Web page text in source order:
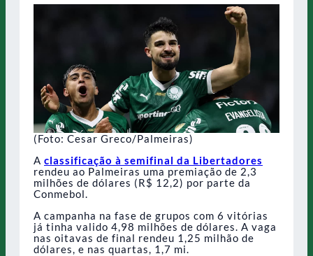
(Foto: Cesar Greco/Palmeiras)
A classificação à semifinal da Libertadores
rendeu ao Palmeiras uma premiação de 2,3
milhões de dólares (R$ 12,2) por parte da
Conmebol.
A campanha na fase de grupos com 6 vitórias
já tinha valido 4,98 milhões de dólares. A vaga
nas oitavas de final rendeu 1,25 milhão de
dólares, e nas quartas, 1,7 mi.